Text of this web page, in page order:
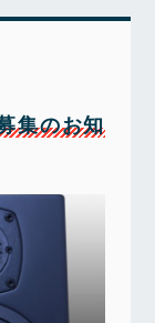
集のお知